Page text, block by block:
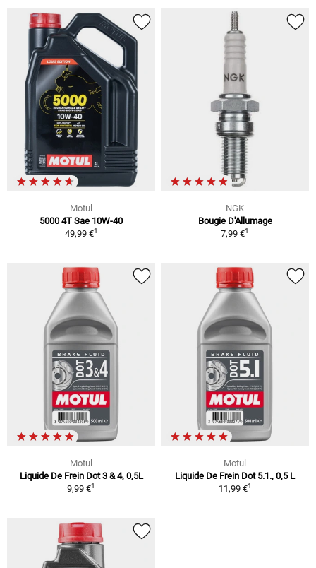
Motul
5000 4T Sae 10W-40
49,99 €1
NGK
Bougie D'Allumage
7,99 €1
Motul
Liquide De Frein Dot 3 & 4, 0,5L
9,99 €1
Motul
Liquide De Frein Dot 5.1., 0,5 L
11,99 €1